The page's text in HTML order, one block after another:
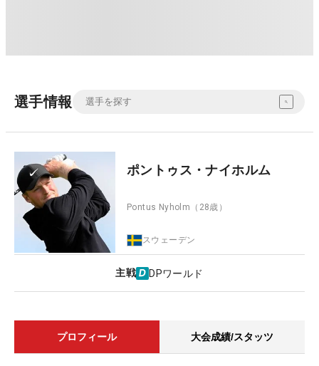
選手情報
ポントゥス・ナイホルム
Pontus Nyholm （28歳）
スウェーデン
主戦 DPワールド
プロフィール 大会成績/スタッツ